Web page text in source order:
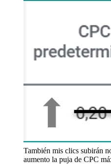
También mis clics subirán
aumento la puja de CPC